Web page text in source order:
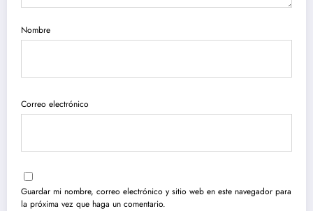
Nombre
Correo electrónico
Guardar mi nombre, correo electrónico y sitio web en este navegador para
la próxima vez que haga un comentario.